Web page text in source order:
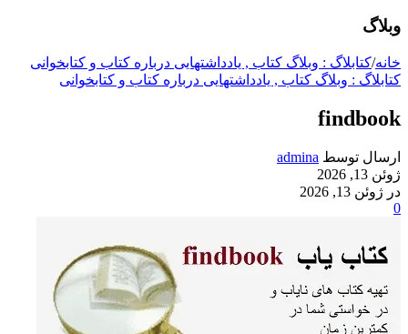
وبلاگ
خانه/کتابلاگ : وبلاگ کتاب , یادداشتهایی درباره کتاب و کتابخوانی
کتابلاگ : وبلاگ کتاب , یادداشتهایی درباره کتاب و کتابخوانی
findbook
ارسال توسط admina
ژوئن 13, 2026
در ژوئن 13, 2026
0